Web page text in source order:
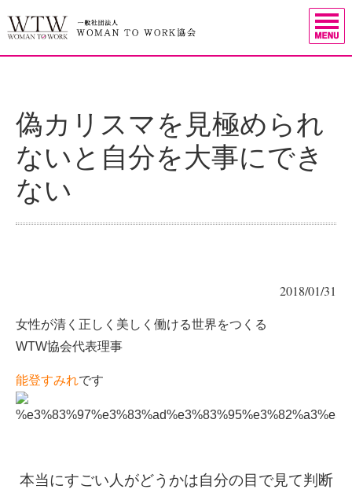
偽カリスマを見極められ
ないと自分を大事にでき
ない
2018/01/31
女性が清く正しく美しく働ける世界をつくる
WTW協会代表理事
能登すみれです
本当にすごい人がどうかは自分の目で見て判断